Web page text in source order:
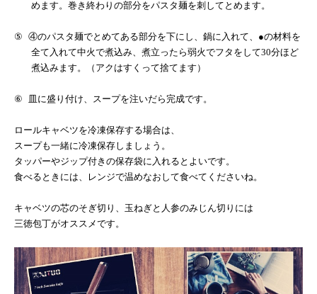
めます。巻き終わりの部分をパスタ麺を刺してとめます。
⑤ ④のパスタ麺でとめてある部分を下にし、鍋に入れて、●の材料を
全て入れて中火で煮込み、煮立ったら弱火でフタをして30分ほど
煮込みます。（アクはすくって捨てます）
⑥ 皿に盛り付け、スープを注いだら完成です。
ロールキャベツを冷凍保存する場合は、
スープも一緒に冷凍保存しましょう。
タッパーやジップ付きの保存袋に入れるとよいです。
食べるときには、レンジで温めなおして食べてくださいね。
キャベツの芯のそぎ切り、玉ねぎと人参のみじん切りには
三徳包丁がオススメです。